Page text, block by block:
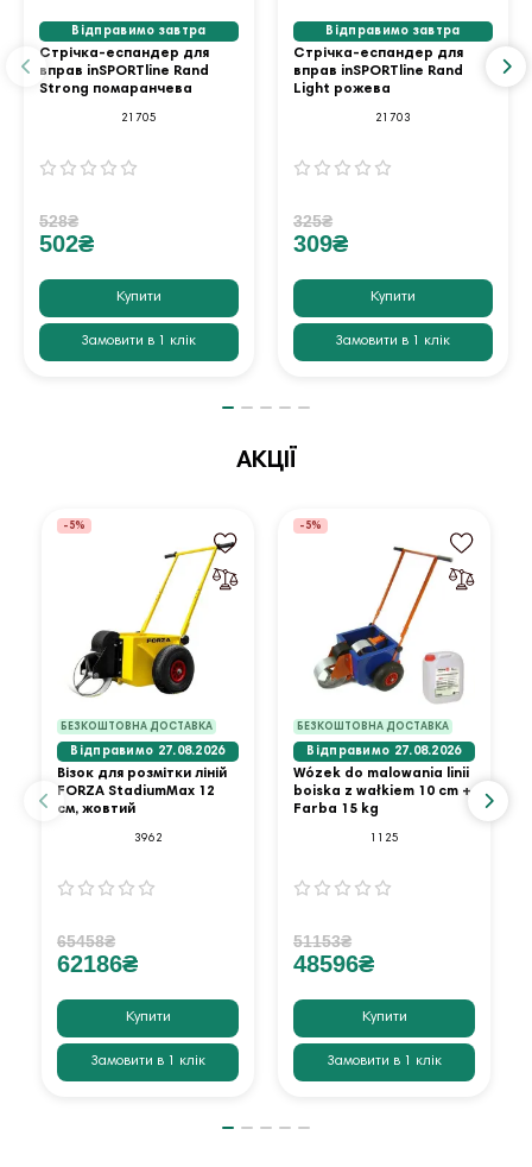
Відправимо завтра
Стрічка-еспандер для
вправ inSPORTline Rand
Strong помаранчева
21705
528₴
502₴
Купити
Замовити в 1 клік
Відправимо завтра
Стрічка-еспандер для
вправ inSPORTline Rand
Light рожева
21703
325₴
309₴
Купити
Замовити в 1 клік
АКЦІЇ
БЕЗКОШТОВНА ДОСТАВКА
-5%
Відправимо 27.08.2026
Візок для розмітки ліній
FORZA StadiumMax 12
см, жовтий
3962
65458₴
62186₴
Купити
Замовити в 1 клік
БЕЗКОШТОВНА ДОСТАВКА
-5%
Відправимо 27.08.2026
Wózek do malowania linii
boiska z wałkiem 10 cm +
Farba 15 kg
1125
51153₴
48596₴
Купити
Замовити в 1 клік